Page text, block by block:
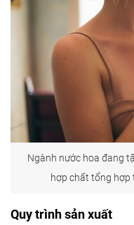
Ngành nước hoa đang
hợp chất tổng hợp
Quy trình sản xuất